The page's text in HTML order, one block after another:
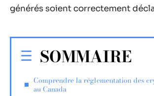
générés soient correctement
SOMMAIRE
Comprendre la réglementation des
au Canada